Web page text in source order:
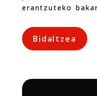
erantzuteko